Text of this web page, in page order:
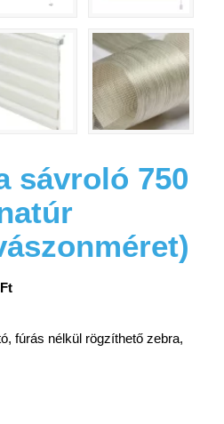
sávroló 750
FtÁrtartomány:
fúrás nélkül rögzíthető zebra,